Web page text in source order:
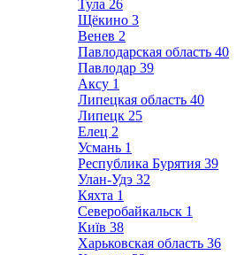
Тула 26
Щёкино 3
Венев 2
Павлодарская область 40
Павлодар 39
Аксу 1
Липецкая область 40
Липецк 25
Елец 2
Усмань 1
Республика Бурятия 39
Улан-Удэ 32
Кяхта 1
Северобайкальск 1
Київ 38
Харьковская область 36